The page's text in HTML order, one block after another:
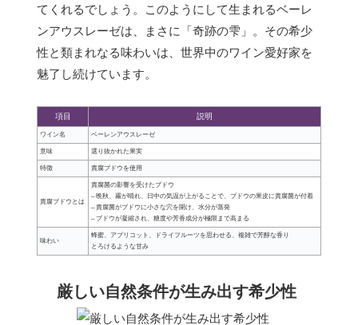
てくれるでしょう。このようにして生まれるベーレ
ンアウスレーゼは、まさに「奇跡の雫」。その希少
性と類まれなる味わいは、世界中のワイン愛好家を
魅了し続けています。
項目 説明
ワイン名 ベーレンアウスレーゼ
意味 選り抜かれた果実
特徴 貴腐ブドウを使用
貴腐ブドウとは
貴腐菌の影響を受けたブドウ
– 晩秋、霧が晴れ、日中の気温が上がることで、ブドウの果皮に貴腐菌が付着
– 貴腐菌がブドウに小さな穴を開け、水分が蒸発
– ブドウが凝縮され、糖度や芳香成分が極限まで高まる
味わい
蜂蜜、アプリコット、ドライフルーツを思わせる、複雑で芳醇な香り
とろけるような甘み
厳しい自然条件が生み出す希少性